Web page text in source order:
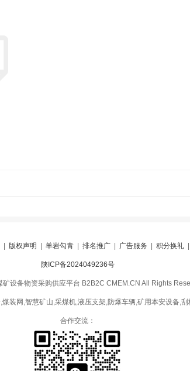
| 版权声明 羊岩勾青| 排名推广| 广告服务 积分换礼|
陕ICP备2024049236号
设备物资采购供应平台 B2B2C CMEM.CN All Rights
装网,智慧矿山,采煤机,液压支架,防爆车辆,矿用本安设备,
合作交流：